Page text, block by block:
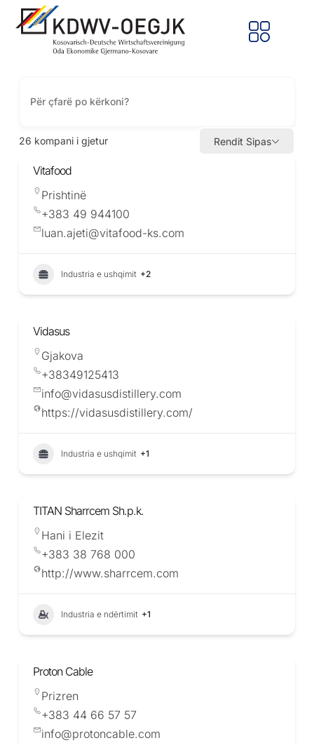
26 kompani i gjetur Rendit Sipas
Vitafood
Prishtinë
+383 49 944100
luan.ajeti@vitafood-ks.com
Industria e ushqimit +2
Vidasus
Gjakova
+38349125413
info@vidasusdistillery.com
https://vidasusdistillery.com/
Industria e ushqimit +1
TITAN Sharrcem Sh.p.k.
Hani i Elezit
+383 38 768 000
http://www.sharrcem.com
Industria e ndërtimit +1
Proton Cable
Prizren
+383 44 66 57 57
info@protoncable.com